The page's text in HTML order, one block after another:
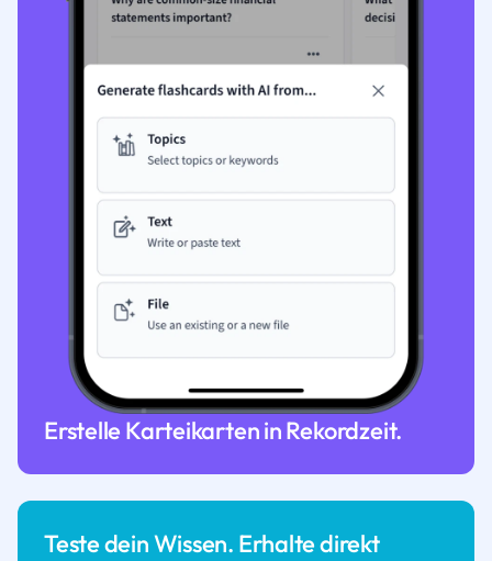
Erstelle Karteikarten in Rekordzeit.
Teste dein Wissen. Erhalte direkt